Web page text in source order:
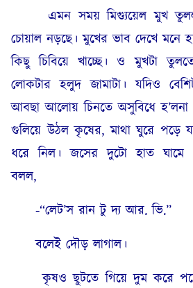
এমন সময় মিগ্যুয়েল মুখ তুলল,
চোয়াল নড়ছে। মুখের ভাব দেখে মনে
কিছু চিবিয়ে খাচ্ছে। ও মুখটা
লোকটার হলুদ জামাটা। যদিও
আবছা আলোয় চিনতে অসুবিধে হ’লনা
গুলিয়ে উঠল কৃষের, মাথা ঘুরে পড়ে
ধরে নিল। জসের দুটো হাত ঘামে
বলল,
-“লেট’স রান টু দ্য আর. ভি.”
বলেই দৌড় লাগাল।
কৃষও ছুটতে গিয়ে দুম করে পড়ে